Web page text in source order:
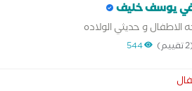
يوسف خليف
الاطفال و حديثي الولاده
544